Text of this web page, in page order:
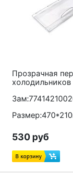
Прозрачная
холодильников
530 руб